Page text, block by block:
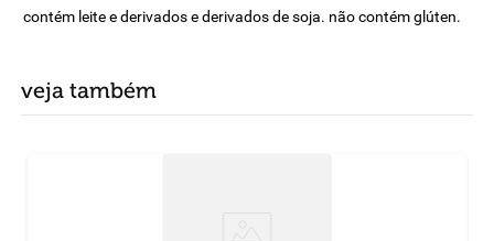
contém leite e derivados e derivados de soja. não contém glúten.
veja também